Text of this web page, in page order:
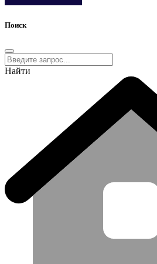
Поиск
Найти